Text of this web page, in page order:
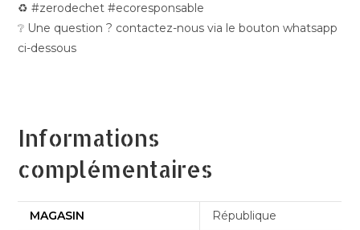
♻️ #zerodechet #ecoresponsable
❔ Une question ? contactez-nous via le bouton whatsapp
ci-dessous
Informations
complémentaires
MAGASIN
République